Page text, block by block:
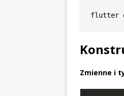
Zmienne i